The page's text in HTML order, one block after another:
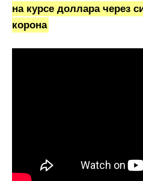
на курсе доллара через
корона